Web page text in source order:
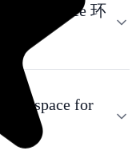
Workspace 环
for